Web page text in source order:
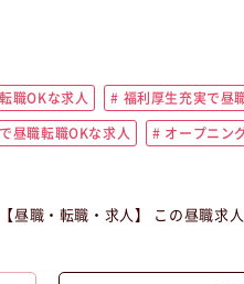
職OKな求人 福利厚生充実で昼
昼職転職OKな求人 オープニン